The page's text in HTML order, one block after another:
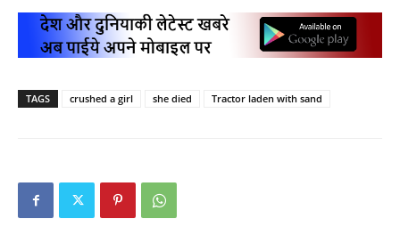
TAGS crushed a girl she died Tractor laden with sand